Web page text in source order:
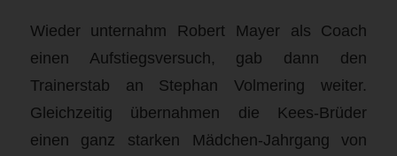
Wieder unternahm Robert Mayer als Coach
einen Aufstiegsversuch, gab dann den
Trainerstab an Stephan Volmering weiter.
Gleichzeitig übernahmen die Kees-Brüder
einen ganz starken Mädchen-Jahrgang von